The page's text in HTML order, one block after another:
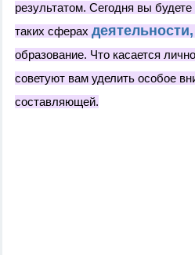
результатом. Сегодня вы
таких сферах
образование. Что касается
советуют вам уделить особое
составляющей.